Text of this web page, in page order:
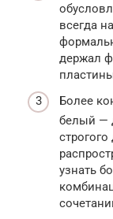
всегда
держал
Более
белый —
узнать